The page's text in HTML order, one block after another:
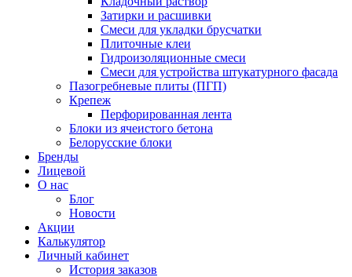
Затирки и расшивки
Смеси для укладки брусчатки
Плиточные клеи
Гидроизоляционные смеси
Смеси для устройства штукатурного фасада
Пазогребневые плиты (ПГП)
Крепеж
Перфорированная лента
Блоки из ячеистого бетона
Белорусские блоки
Бренды
Лицевой
О нас
Блог
Новости
Акции
Калькулятор
Личный кабинет
История заказов